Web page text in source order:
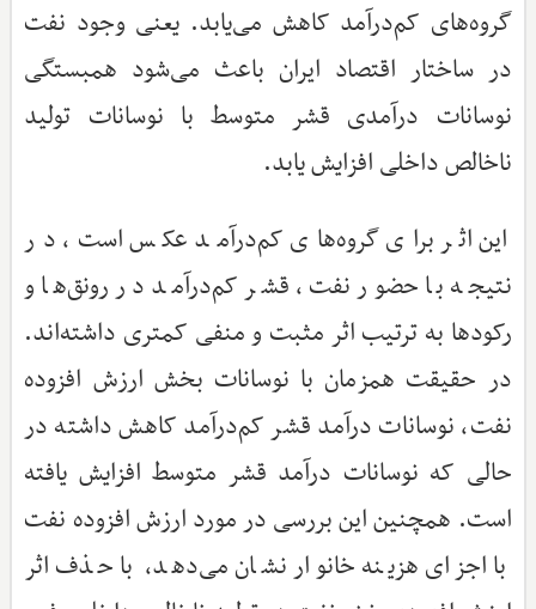
گروه‌های کم‌درآمد کاهش می‌یابد. یعنی وجود نفت
در ساختار اقتصاد ایران باعث می‌شود همبستگی
نوسانات درآمدی قشر متوسط با نوسانات تولید
ناخالص داخلی افزایش یابد.
این اثر برای گروه‌های کم‌درآمد عکس است، در
نتیجه با حضور نفت، قشر کم‌درآمد در رونق‌ها و
رکودها به ترتیب اثر مثبت و منفی کمتری داشته‌اند.
در حقیقت همزمان با نوسانات بخش ارزش افزوده
نفت، نوسانات درآمد قشر کم‌درآمد کاهش داشته در
حالی که نوسانات درآمد قشر متوسط افزایش یافته
است. همچنین این بررسی در مورد ارزش افزوده نفت
با اجزای هزینه خانوار نشان می‌دهد، با حذف اثر